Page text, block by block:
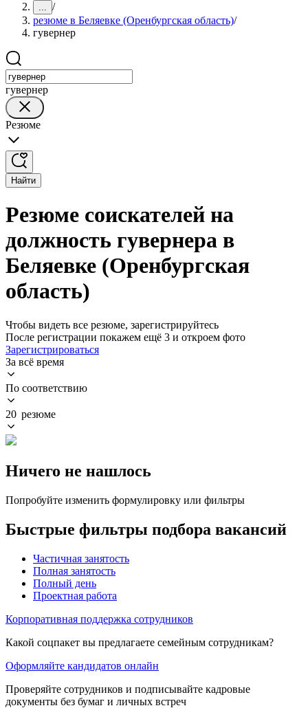
... /
резюме в Беляевке (Оренбургская область)/
гувернер
гувернер
Резюме
Найти
Резюме соискателей на
должность гувернера в
Беляевке (Оренбургская
область)
Чтобы видеть все резюме, зарегистрируйтесь
После регистрации покажем ещё 3 и откроем фото
Зарегистрироваться
За всё время
По соответствию
20 резюме
Ничего не нашлось
Попробуйте изменить формулировку или фильтры
Быстрые фильтры подбора вакансий
Частичная занятость
Полная занятость
Полный день
Проектная работа
Корпоративная поддержка сотрудников
Какой соцпакет вы предлагаете семейным сотрудникам?
Оформляйте кандидатов онлайн
Проверяйте сотрудников и подписывайте кадровые
документы без бумаг и личных встреч